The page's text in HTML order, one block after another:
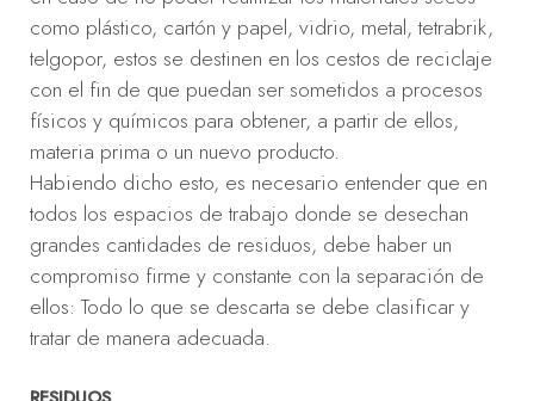
como plástico, cartón y papel, vidrio, metal, tetrabrik,
telgopor, estos se destinen en los cestos de reciclaje
con el fin de que puedan ser sometidos a procesos
físicos y químicos para obtener, a partir de ellos,
materia prima o un nuevo producto.
Habiendo dicho esto, es necesario entender que en
todos los espacios de trabajo donde se desechan
grandes cantidades de residuos, debe haber un
compromiso firme y constante con la separación de
ellos: Todo lo que se descarta se debe clasificar y
tratar de manera adecuada.